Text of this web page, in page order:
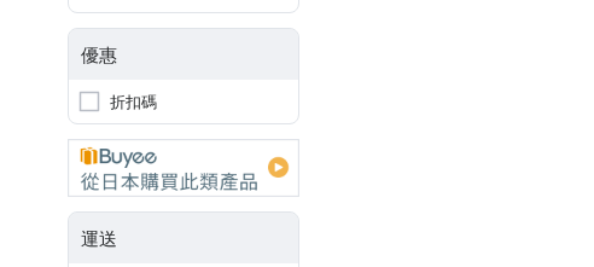
優惠
折扣碼
運送